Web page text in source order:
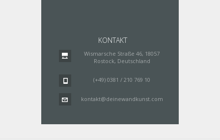
KONTAKT
Wismarsche Straße 46, 18057
Rostock, Deutschland
(+49) 0381 / 210 769 10
kontakt@deinewandkunst.com